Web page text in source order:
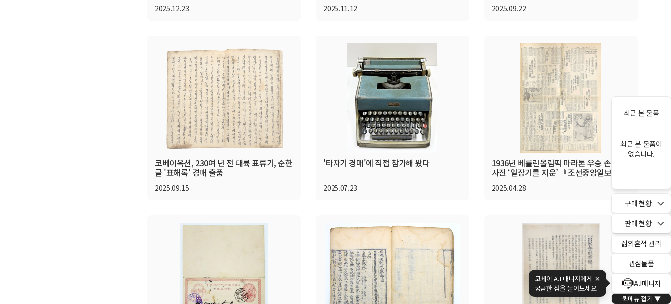
2025.12.23 2025.11.12 2025.09.22
코베이옥션, 230여 년 전 대륙 표류기, 순한
글 '표해록' 경매 출품
2025.09.15
'타자기 경매'에 직접 참가해 봤다
2025.07.23
1936년 베를린올림픽 마라톤 우승 손기정
사진 ‘일장기를 지운’ 『조선중앙일보』 원
2025.04.28
최근 본 물품
최근 본 물품이
없습니다.
구매 현황
판매 현황
삶의흔적 관리
관심물품
코베이 A.I 매니저에게 ✕
궁금한 점을 물어보세요
A.I매니저
퀵메뉴 접기 ▼